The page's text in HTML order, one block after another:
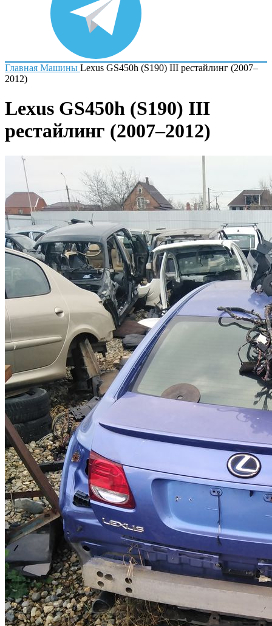
Главная Машины Lexus GS450h (S190) III рестайлинг (2007–
2012)
Lexus GS450h (S190) III
рестайлинг (2007–2012)